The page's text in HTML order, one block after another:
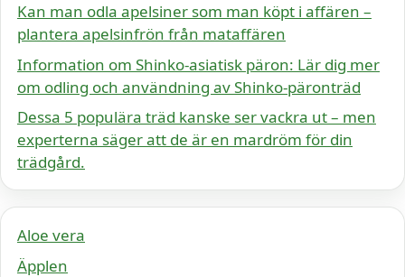
Kan man odla apelsiner som man köpt i affären –
plantera apelsinfrön från mataffären
Information om Shinko-asiatisk päron: Lär dig mer
om odling och användning av Shinko-päronträd
Dessa 5 populära träd kanske ser vackra ut – men
experterna säger att de är en mardröm för din
trädgård.
Aloe vera
Äpplen